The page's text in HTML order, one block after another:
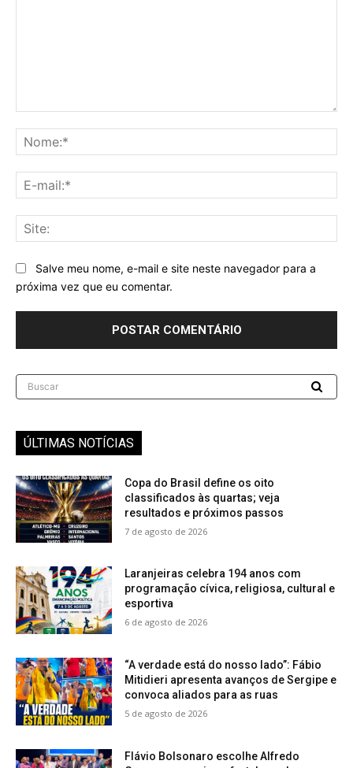
Salve meu nome, e-mail e site neste navegador para a
próxima vez que eu comentar.
Buscar
ÚLTIMAS NOTÍCIAS
Copa do Brasil define os oito
classificados às quartas; veja
resultados e próximos passos
7 de agosto de 2026
Laranjeiras celebra 194 anos com
programação cívica, religiosa, cultural e
esportiva
6 de agosto de 2026
“A verdade está do nosso lado”: Fábio
Mitidieri apresenta avanços de Sergipe e
convoca aliados para as ruas
5 de agosto de 2026
Flávio Bolsonaro escolhe Alfredo